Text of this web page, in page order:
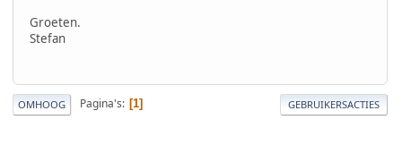
Groeten.
Stefan
OMHOOG Pagina's 1 GEBRUIKERSACTIES